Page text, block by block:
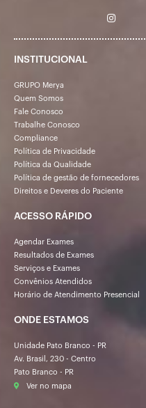
INSTITUCIONAL
GRUPO Merya
Quem Somos
Fale Conosco
Trabalhe Conosco
Compliance
Política de Privacidade
Política da Qualidade
Política de gestão de fornecedores
Direitos e Deveres do Paciente
ACESSO RÁPIDO
Agendar Exames
Resultados de Exames
Serviços e Exames
Convênios Atendidos
Horário de Atendimento Presencial
ONDE ESTAMOS
Unidade Pato Branco - PR
Av. Brasil, 230 - Centro
Pato Branco - PR
Ver no mapa